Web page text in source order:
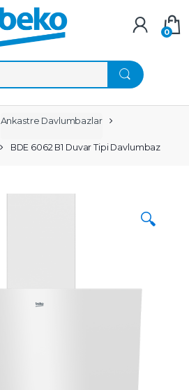
Ankastre Davlumbazlar
BDE 6062 B1 Duvar Tipi Davlumbaz
🔍
0